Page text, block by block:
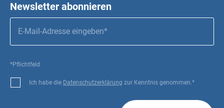
Newsletter abonnieren
*Pflichtfeld
Ich habe die Datenschutzerklärung zur Kenntnis genommen.*